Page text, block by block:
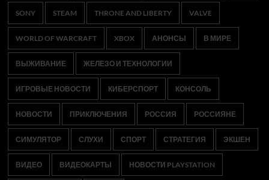
SONY STEAM THRONE AND LIBERTY VALVE
WORLD OF WARCRAFT XBOX АНОНСЫ В МИРЕ
ВЫЖИВАНИЕ ЖЕЛЕЗО И ТЕХНОЛОГИИ
ИГРОВЫЕ НОВОСТИ КИБЕРСПОРТ КОНСОЛЬ
НОВОСТИ ПРИКЛЮЧЕНИЯ РОССИЯ РОССИЯНЕ
СИМУЛЯТОР СЛУХИ СПОРТ СТРАТЕГИЯ ЭКШЕН
ВИДЕО ВИДЕОКАРТЫ НОВОСТИ PLAYSTATION